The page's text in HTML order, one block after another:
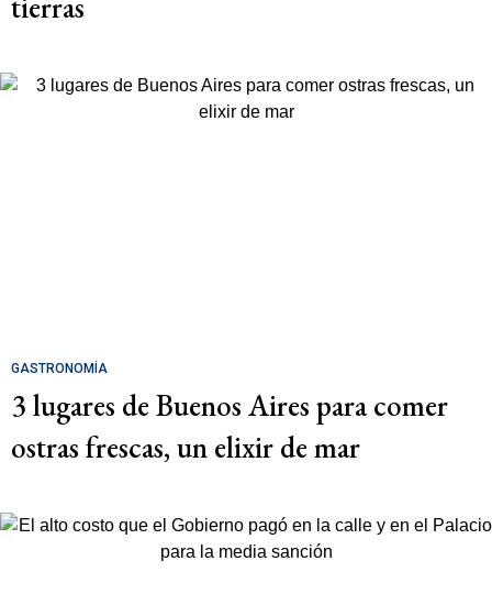
GASTRONOMÍA
3 lugares de Buenos Aires para comer
ostras frescas, un elixir de mar